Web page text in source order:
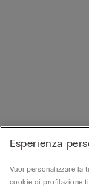
Esperienza
Vuoi personalizzare la
cookie di profilazione